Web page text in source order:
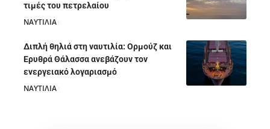
τιμές του πετρελαίου
ΝΑΥΤΙΛΙΑ
Διπλή θηλιά στη ναυτιλία: Ορμούζ και
Ερυθρά Θάλασσα ανεβάζουν τον
ενεργειακό λογαριασμό
ΝΑΥΤΙΛΙΑ